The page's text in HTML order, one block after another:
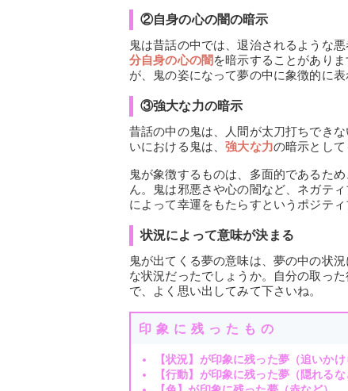
②自身の心の闇の暗示
鬼は昔話の中では、退治されるような
分自身の心の闇 を暗示することがあり
が、鬼の姿になって夢の中に象徴的に
③強大な力の暗示
昔話の中の鬼は、人間が太刀打ちでき
いにおける鬼は、強大な力の暗示として
鬼が象徴するものは、多面的であるた
ん。鬼は邪悪さや心の闇など、ネガテ
によって幸運をもたらすというポジテ
状況によって意味が決まる
鬼が出てくる夢の意味は、夢の中の状
な状況だったでしょうか。自分の取っ
で、よく思い出してみて下さいね。
印象に残ったもの
【状況】が印象に残った夢（追いかけ
【行動】が印象に残った夢（隠れるな